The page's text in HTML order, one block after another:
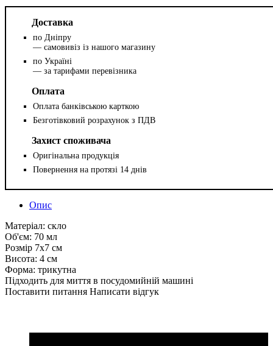
Доставка
по Дніпру
— самовивіз із нашого магазину
по Україні
— за тарифами перевізника
Оплата
Оплата банківською карткою
Безготівковий розрахунок з ПДВ
Захист споживача
Оригінальна продукція
Повернення на протязі 14 днів
Опис
Матеріал: скло
Об'єм: 70 мл
Розмір 7х7 см
Висота: 4 см
Форма: трикутна
Підходить для миття в посудомийній машині
Поставити питання Написати відгук